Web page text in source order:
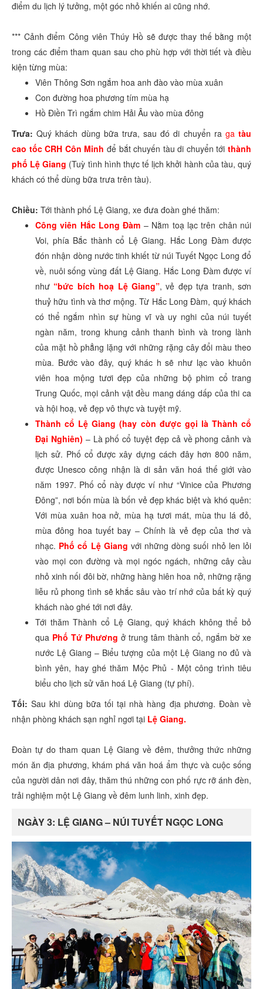
điểm du lịch lý tưởng, một góc nhỏ khiến ai cũng nhớ.
*** Cảnh điểm Công viên Thúy Hồ sẽ được thay thế bằng một
trong các điểm tham quan sau cho phù hợp với thời tiết và điều
kiện từng mùa:
Viên Thông Sơn ngắm hoa anh đào vào mùa xuân
Con đường hoa phương tím mùa hạ
Hồ Điền Trì ngắm chim Hải Âu vào mùa đông
Trưa: Quý khách dùng bữa trưa, sau đó di chuyển ra gatàu
cao tốc CRH Côn Minh để bắt chuyến tàu di chuyển tớithành
phố Lệ Giang (Tuỳ tình hình thực tế lịch khởi hành của tàu, quý
khách có thể dùng bữa trưa trên tàu).
Chiều: Tới thành phố Lệ Giang, xe đưa đoàn ghé thăm:
Công viên Hắc Long Đàm – Nằm toạ lạc trên chân núi
Voi, phía Bắc thành cổ Lệ Giang. Hắc Long Đàm được
đón nhận dòng nước tinh khiết từ núi Tuyết Ngọc Long đổ
về, nuôi sống vùng đất Lệ Giang. Hắc Long Đàm được ví
như “bức bích hoạ Lệ Giang”, vẻ đẹp tựa tranh, sơn
thuỷ hữu tình và thơ mộng. Từ Hắc Long Đàm, quý khách
có thể ngắm nhìn sự hùng vĩ và uy nghi của núi tuyết
ngàn năm, trong khung cảnh thanh bình và trong lành
của mặt hồ phẳng lặng với những rặng cây đổi màu theo
mùa. Bước vào đây, quý khác h sẽ như lạc vào khuôn
viên hoa mộng tươi đẹp của những bộ phim cổ trang
Trung Quốc, mọi cảnh vật đều mang dáng dấp của thi ca
và hội hoạ, vẻ đẹp vô thực và tuyệt mỹ.
Thành cổ Lệ Giang (hay còn được gọi là Thành cổ
Đại Nghiên) – Là phố cổ tuyệt đẹp cả về phong cảnh và
lịch sử. Phố cổ được xây dựng cách đây hơn 800 năm,
được Unesco công nhận là di sản văn hoá thế giới vào
năm 1997. Phố cổ này được ví như “Vinice của Phương
Đông”, nơi bốn mùa là bốn vẻ đẹp khác biệt và khó quên:
Với mùa xuân hoa nở, mùa hạ tươi mát, mùa thu lá đỏ,
mùa đông hoa tuyết bay – Chính là vẻ đẹp của thơ và
nhạc. Phố cổ Lệ Giang với những dòng suối nhỏ len lỏi
vào mọi con đường và mọi ngóc ngách, những cây cầu
nhỏ xinh nối đôi bờ, những hàng hiên hoa nở, những rặng
liễu rủ phong tình sẽ khắc sâu vào trí nhớ của bất kỳ quý
khách nào ghé tới nơi đây.
Tới thăm Thành cổ Lệ Giang, quý khách không thể bỏ
qua Phố Tứ Phương ở trung tâm thành cổ, ngắm bờ xe
nước Lệ Giang – Biểu tượng của một Lệ Giang no đủ và
bình yên, hay ghé thăm Mộc Phủ - Một công trình tiêu
biểu cho lịch sử văn hoá Lệ Giang (tự phí).
Tối: Sau khi dùng bữa tối tại nhà hàng địa phương. Đoàn về
nhận phòng khách sạn nghỉ ngơi tại Lệ Giang.
Đoàn tự do tham quan Lệ Giang về đêm, thưởng thức những
món ăn địa phương, khám phá văn hoá ẩm thực và cuộc sống
của người dân nơi đây, thăm thú những con phố rực rỡ ánh đèn,
trải nghiệm một Lệ Giang về đêm lunh linh, xinh đẹp.
NGÀY 3: LỆ GIANG – NÚI TUYẾT NGỌC LONG